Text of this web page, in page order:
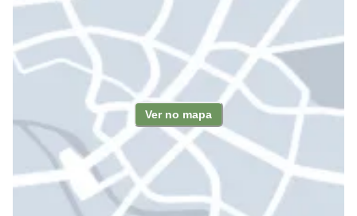
Ver no mapa